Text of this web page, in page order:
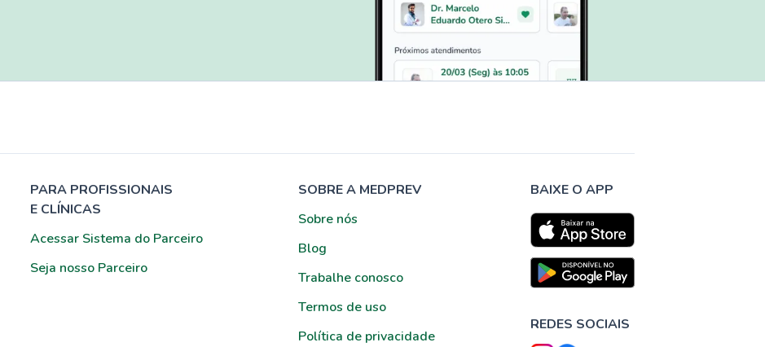
PARA PROFISSIONAIS
E CLÍNICAS
Acessar Sistema do Parceiro
Seja nosso Parceiro
SOBRE A MEDPREV
Sobre nós
Blog
Trabalhe conosco
Termos de uso
Política de privacidade
BAIXE O APP
REDES SOCIAIS